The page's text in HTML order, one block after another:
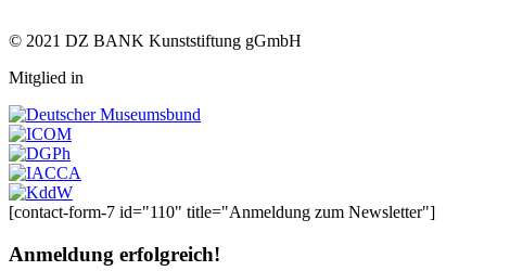
© 2021 DZ BANK Kunststiftung gGmbH
Mitglied in
[contact-form-7 id="110" title="Anmeldung zum Newsletter"]
Anmeldung erfolgreich!